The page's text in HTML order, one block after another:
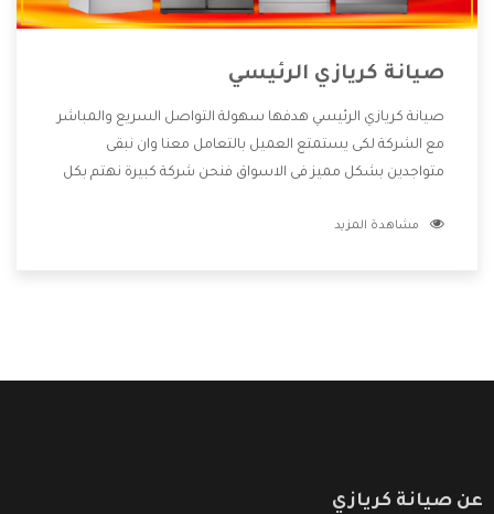
صيانة كريازي الرئيسي
صيانة كريازي الرئيسي هدفها سهولة التواصل السريع والمباشر
مع الشركة لكى يستمتع العميل بالتعامل معنا وان نبقى
متواجدين بشكل مميز فى الاسواق فنحن شركة كبيرة نهتم بكل
الشركة بها والتى تكون منها خدمة الصيانة التى تكون من أهم
مشاهدة المزيد
عن صيانة كريازي